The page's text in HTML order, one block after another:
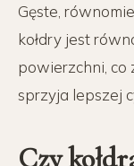
Gęste,
kołdry jest
powierzchni, co
sprzyja lepszej
Czy